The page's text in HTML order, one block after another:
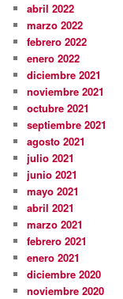
abril 2022
marzo 2022
febrero 2022
enero 2022
diciembre 2021
noviembre 2021
octubre 2021
septiembre 2021
agosto 2021
julio 2021
junio 2021
mayo 2021
abril 2021
marzo 2021
febrero 2021
enero 2021
diciembre 2020
noviembre 2020